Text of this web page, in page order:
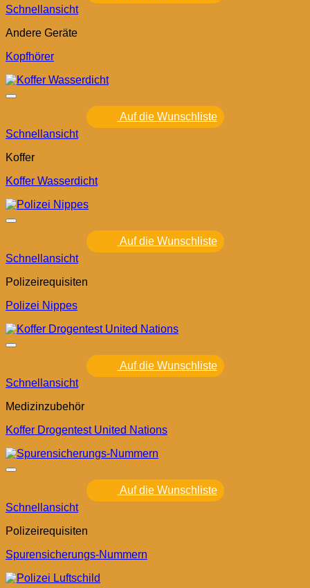
Schnellansicht
Andere Geräte
Kopfhörer
Auf die Wunschliste
Schnellansicht
Koffer
Koffer Wasserdicht
Auf die Wunschliste
Schnellansicht
Polizeirequisiten
Polizei Nippes
Auf die Wunschliste
Schnellansicht
Medizinzubehör
Koffer Drogentest United Nations
Auf die Wunschliste
Schnellansicht
Polizeirequisiten
Spurensicherungs-Nummern